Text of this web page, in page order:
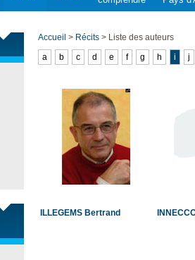
Accueil > Récits > Liste des auteurs
a
b c d e f g h i j
ILLEGEMS Bertrand